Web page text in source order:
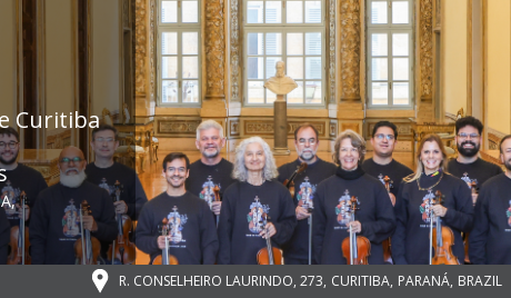
Curitiba
,
R. CONSELHEIRO LAURINDO, 273, CURITIBA, PARANÁ, BRAZIL